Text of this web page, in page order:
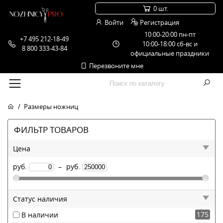
+7 495 212-18-49
8 800 333-43-84
10:00-20:00 пн-пт
10:00-18:00 сб-вс и
официальные праздники
Перезвоните мне
0 шт.
Войти
Регистрация
Размеры ножниц
ФИЛЬТР ТОВАРОВ
Цена
руб.
– руб.
Статус наличия
В наличии
175